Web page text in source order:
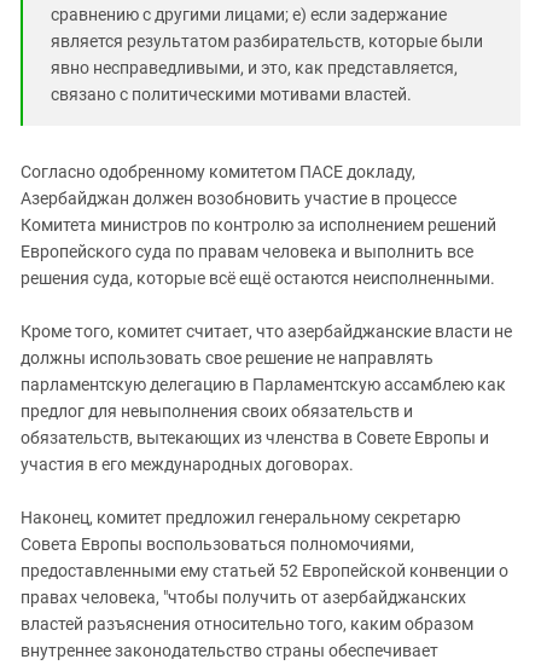
сравнению с другими лицами; e) если задержание
является результатом разбирательств, которые были
явно несправедливыми, и это, как представляется,
связано с политическими мотивами властей.
Согласно одобренному комитетом ПАСЕ докладу,
Азербайджан должен возобновить участие в процессе
Комитета министров по контролю за исполнением решений
Европейского суда по правам человека и выполнить все
решения суда, которые всё ещё остаются неисполненными.
Кроме того, комитет считает, что азербайджанские власти не
должны использовать свое решение не направлять
парламентскую делегацию в Парламентскую ассамблею как
предлог для невыполнения своих обязательств и
обязательств, вытекающих из членства в Совете Европы и
участия в его международных договорах.
Наконец, комитет предложил генеральному секретарю
Совета Европы воспользоваться полномочиями,
предоставленными ему статьей 52 Европейской конвенции о
правах человека, "чтобы получить от азербайджанских
властей разъяснения относительно того, каким образом
внутреннее законодательство страны обеспечивает